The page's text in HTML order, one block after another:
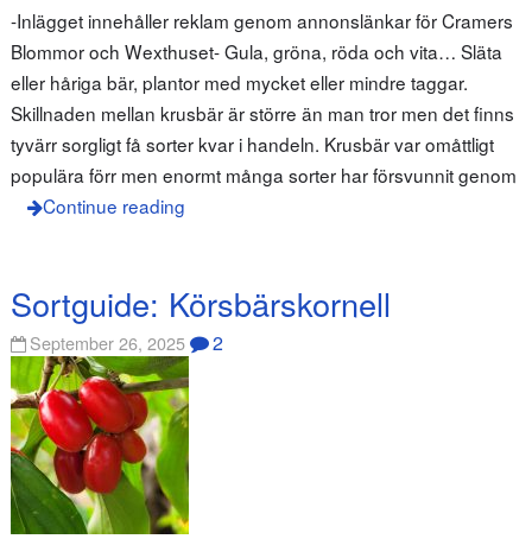
-Inlägget innehåller reklam genom annonslänkar för Cramers
Blommor och Wexthuset- Gula, gröna, röda och vita… Släta
eller håriga bär, plantor med mycket eller mindre taggar.
Skillnaden mellan krusbär är större än man tror men det finns
tyvärr sorgligt få sorter kvar i handeln. Krusbär var omåttligt
populära förr men enormt många sorter har försvunnit genom
Continue reading
Sortguide: Körsbärskornell
September 26, 2025 2